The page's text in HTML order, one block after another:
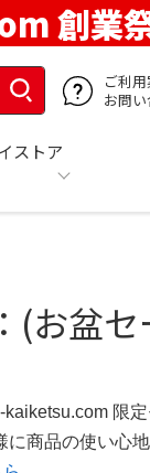
創業
ご利
お問
ストア
(お盆
限
に商品の使い心